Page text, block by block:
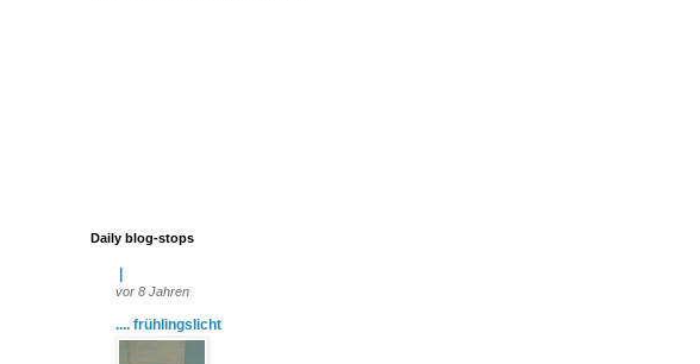
Daily blog-stops
vor 8 Jahren
.... frühlingslicht